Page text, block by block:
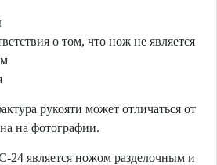
о том, что нож не является
рукояти может отличаться от
на фотографии.
является ножом разделочным и